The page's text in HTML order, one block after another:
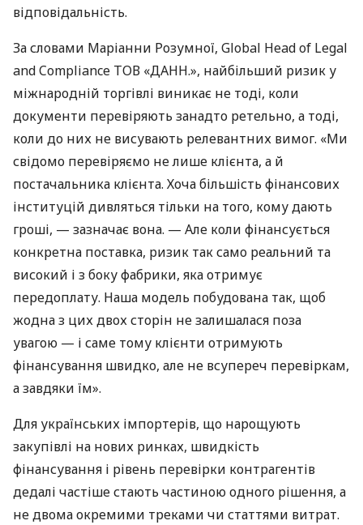
відповідальність.
За словами Маріанни Розумної, Global Head of Legal
and Compliance ТОВ «ДАНН.», найбільший ризик у
міжнародній торгівлі виникає не тоді, коли
документи перевіряють занадто ретельно, а тоді,
коли до них не висувають релевантних вимог. «Ми
свідомо перевіряємо не лише клієнта, а й
постачальника клієнта. Хоча більшість фінансових
інституцій дивляться тільки на того, кому дають
гроші, — зазначає вона. — Але коли фінансується
конкретна поставка, ризик так само реальний та
високий і з боку фабрики, яка отримує
передоплату. Наша модель побудована так, щоб
жодна з цих двох сторін не залишалася поза
увагою — і саме тому клієнти отримують
фінансування швидко, але не всупереч перевіркам,
а завдяки їм».
Для українських імпортерів, що нарощують
закупівлі на нових ринках, швидкість
фінансування і рівень перевірки контрагентів
дедалі частіше стають частиною одного рішення, а
не двома окремими треками чи статтями витрат.